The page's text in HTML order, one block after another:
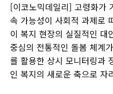
[이코노믹데일리] 고령화가
속 가능성이 사회적 과제로
이 복지 현장의 실질적인 대
중심의 전통적인 돌봄 체계
를 활용한 상시 모니터링과
인 복지의 새로운 축으로 자